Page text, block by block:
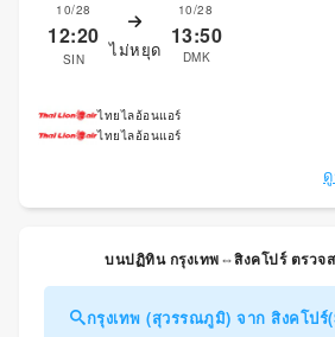
10/28
12:20
SIN ไม่หยุด
10/28
13:50
DMK
ไทยไลอ้อนแอร์
ไทยไลอ้อนแอร์
บนปฏิทิน กรุงเทพ⇔สิงคโปร์ ตรวจ
กรุงเทพ (สุวรรณภูมิ) จาก สิงคโปร์